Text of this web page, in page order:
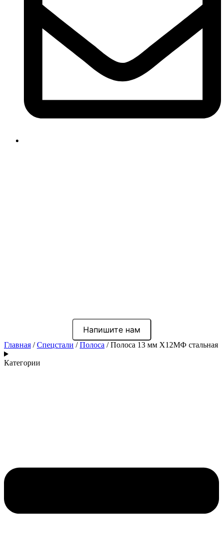
Напишите нам
Главная /Спецстали /Полоса / Полоса 13 мм Х12МФ стальная
Категории